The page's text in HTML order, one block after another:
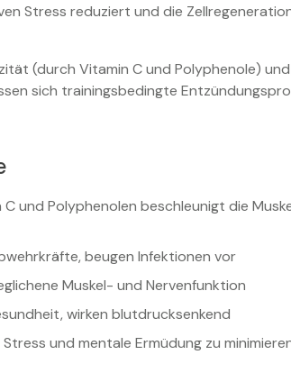
Stress reduziert und die
(durch Vitamin C und Polyphenole)
sich trainingsbedingte
und Polyphenolen beschleunigt die
beugen Infektionen vor
Muskel- und Nervenfunktion
wirken blutdrucksenkend
und mentale Ermüdung zu